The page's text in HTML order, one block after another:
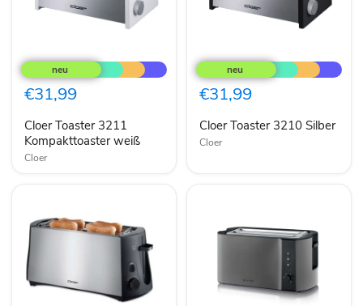
Toaster
3211
Kompakttoaster
weiß
€31,99
Cloer Toaster 3211
Kompakttoaster weiß
Cloer
Toaster
3210
Silber
€31,99
Cloer Toaster 3210 Silber
Cloer